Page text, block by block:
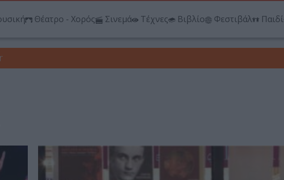
Θέατρο - Χορός Σινεμά Τέχνες Βιβλίο Φεστιβάλ Παιδί